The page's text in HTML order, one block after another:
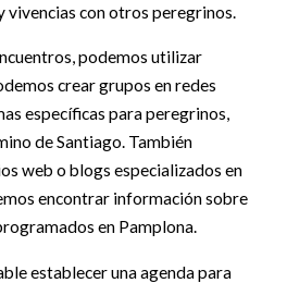
vivencias con otros peregrinos.
podemos utilizar
crear grupos en redes
específicas para peregrinos,
de Santiago. También
web o blogs especializados en
encontrar información sobre
en Pamplona.
establecer una agenda para